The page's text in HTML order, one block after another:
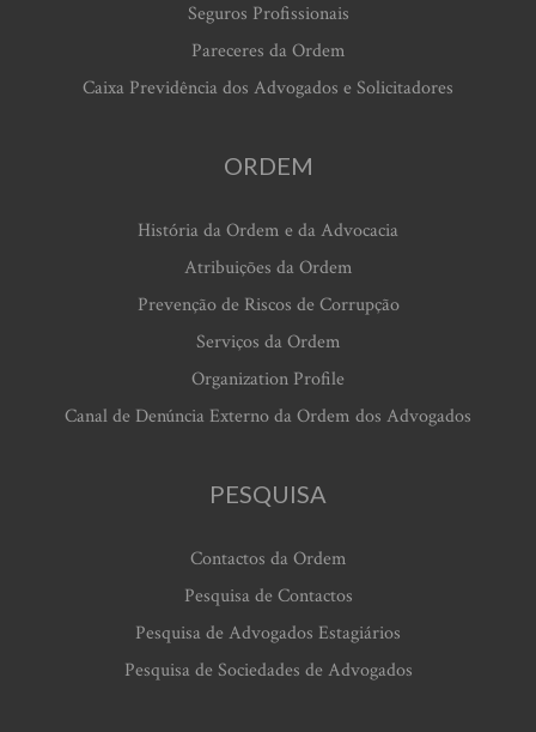
Seguros Profissionais
Pareceres da Ordem
Caixa Previdência dos Advogados e Solicitadores
ORDEM
História da Ordem e da Advocacia
Atribuições da Ordem
Prevenção de Riscos de Corrupção
Serviços da Ordem
Organization Profile
Canal de Denúncia Externo da Ordem dos Advogados
PESQUISA
Contactos da Ordem
Pesquisa de Contactos
Pesquisa de Advogados Estagiários
Pesquisa de Sociedades de Advogados